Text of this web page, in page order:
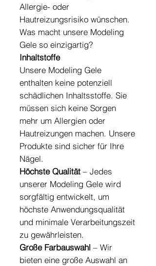
Allergie- oder
Hautreizungsrisiko wünschen.
Was macht unsere Modeling
Gele so einzigartig?
Inhaltstoffe
Unsere Modeling Gele
enthalten keine potenziell
schädlichen Inhaltsstoffe. Sie
müssen sich keine Sorgen
mehr um Allergien oder
Hautreizungen machen. Unsere
Produkte sind sicher für Ihre
Nägel.
Höchste Qualität – Jedes
unserer Modeling Gele wird
sorgfältig entwickelt, um
höchste Anwendungsqualität
und minimale Verarbeitungszeit
zu gewährleisten.
Große Farbauswahl – Wir
bieten eine große Auswahl an